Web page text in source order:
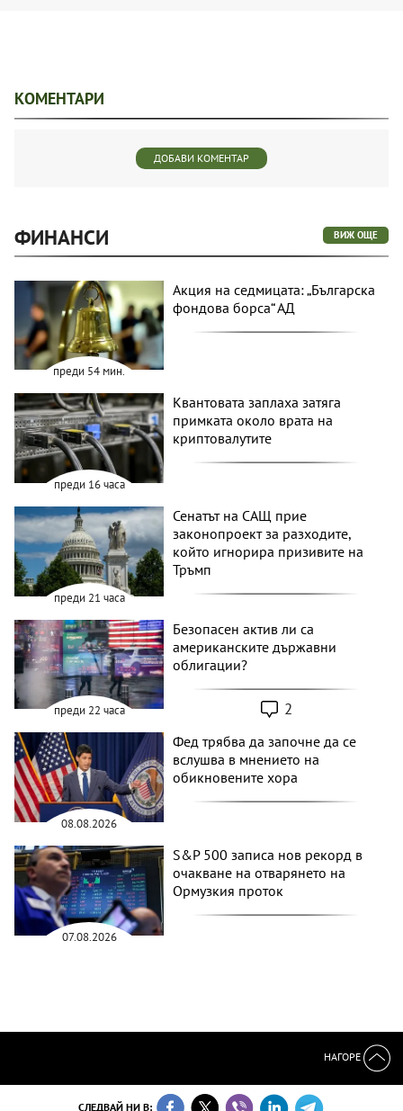
КОМЕНТАРИ
ДОБАВИ КОМЕНТАР
ФИНАНСИ ВИЖ ОЩЕ
преди 54 мин.
Акция на седмицата: „Българска
фондова борса“ АД
преди 16 часа
Квантовата заплаха затяга
примката около врата на
криптовалутите
преди 21 часа
Сенатът на САЩ прие
законопроект за разходите,
който игнорира призивите на
Тръмп
преди 22 часа
Безопасен актив ли са
американските държавни
облигации?
2
08.08.2026
Фед трябва да започне да се
вслушва в мнението на
обикновените хора
07.08.2026
S&P 500 записа нов рекорд в
очакване на отварянето на
Ормузкия проток
НАГОРЕ
СЛЕДВАЙ НИ В: